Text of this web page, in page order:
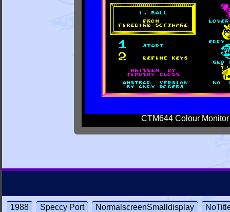
CTM644 Colour Monitor
1988 Speccy Port NormalscreenSmalldisplay